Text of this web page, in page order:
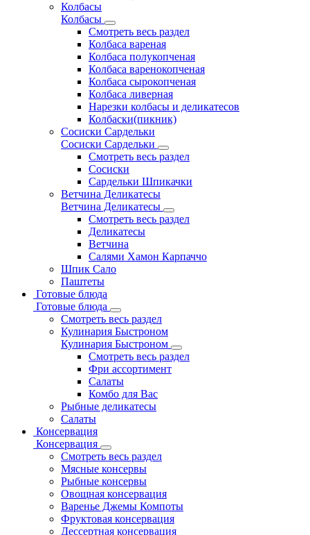
Колбасы
Колбасы
Смотреть весь раздел
Колбаса вареная
Колбаса полукопченая
Колбаса варенокопченая
Колбаса сырокопченая
Колбаса ливерная
Нарезки колбасы и деликатесов
Колбаски(пикник)
Сосиски Сардельки
Сосиски Сардельки
Смотреть весь раздел
Сосиски
Сардельки Шпикачки
Ветчина Деликатесы
Ветчина Деликатесы
Смотреть весь раздел
Деликатесы
Ветчина
Салями Хамон Карпаччо
Шпик Сало
Паштеты
Готовые блюда
Готовые блюда
Смотреть весь раздел
Кулинария Быстроном
Кулинария Быстроном
Смотреть весь раздел
Фри ассортимент
Салаты
Комбо для Вас
Рыбные деликатесы
Салаты
Консервация
Консервация
Смотреть весь раздел
Мясные консервы
Рыбные консервы
Овощная консервация
Варенье Джемы Компоты
Фруктовая консервация
Дессертная консервация